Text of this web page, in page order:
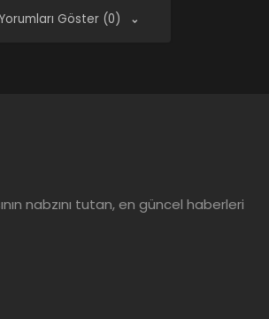
Yorumları Göster (0)
nabzını tutan, en güncel haberleri